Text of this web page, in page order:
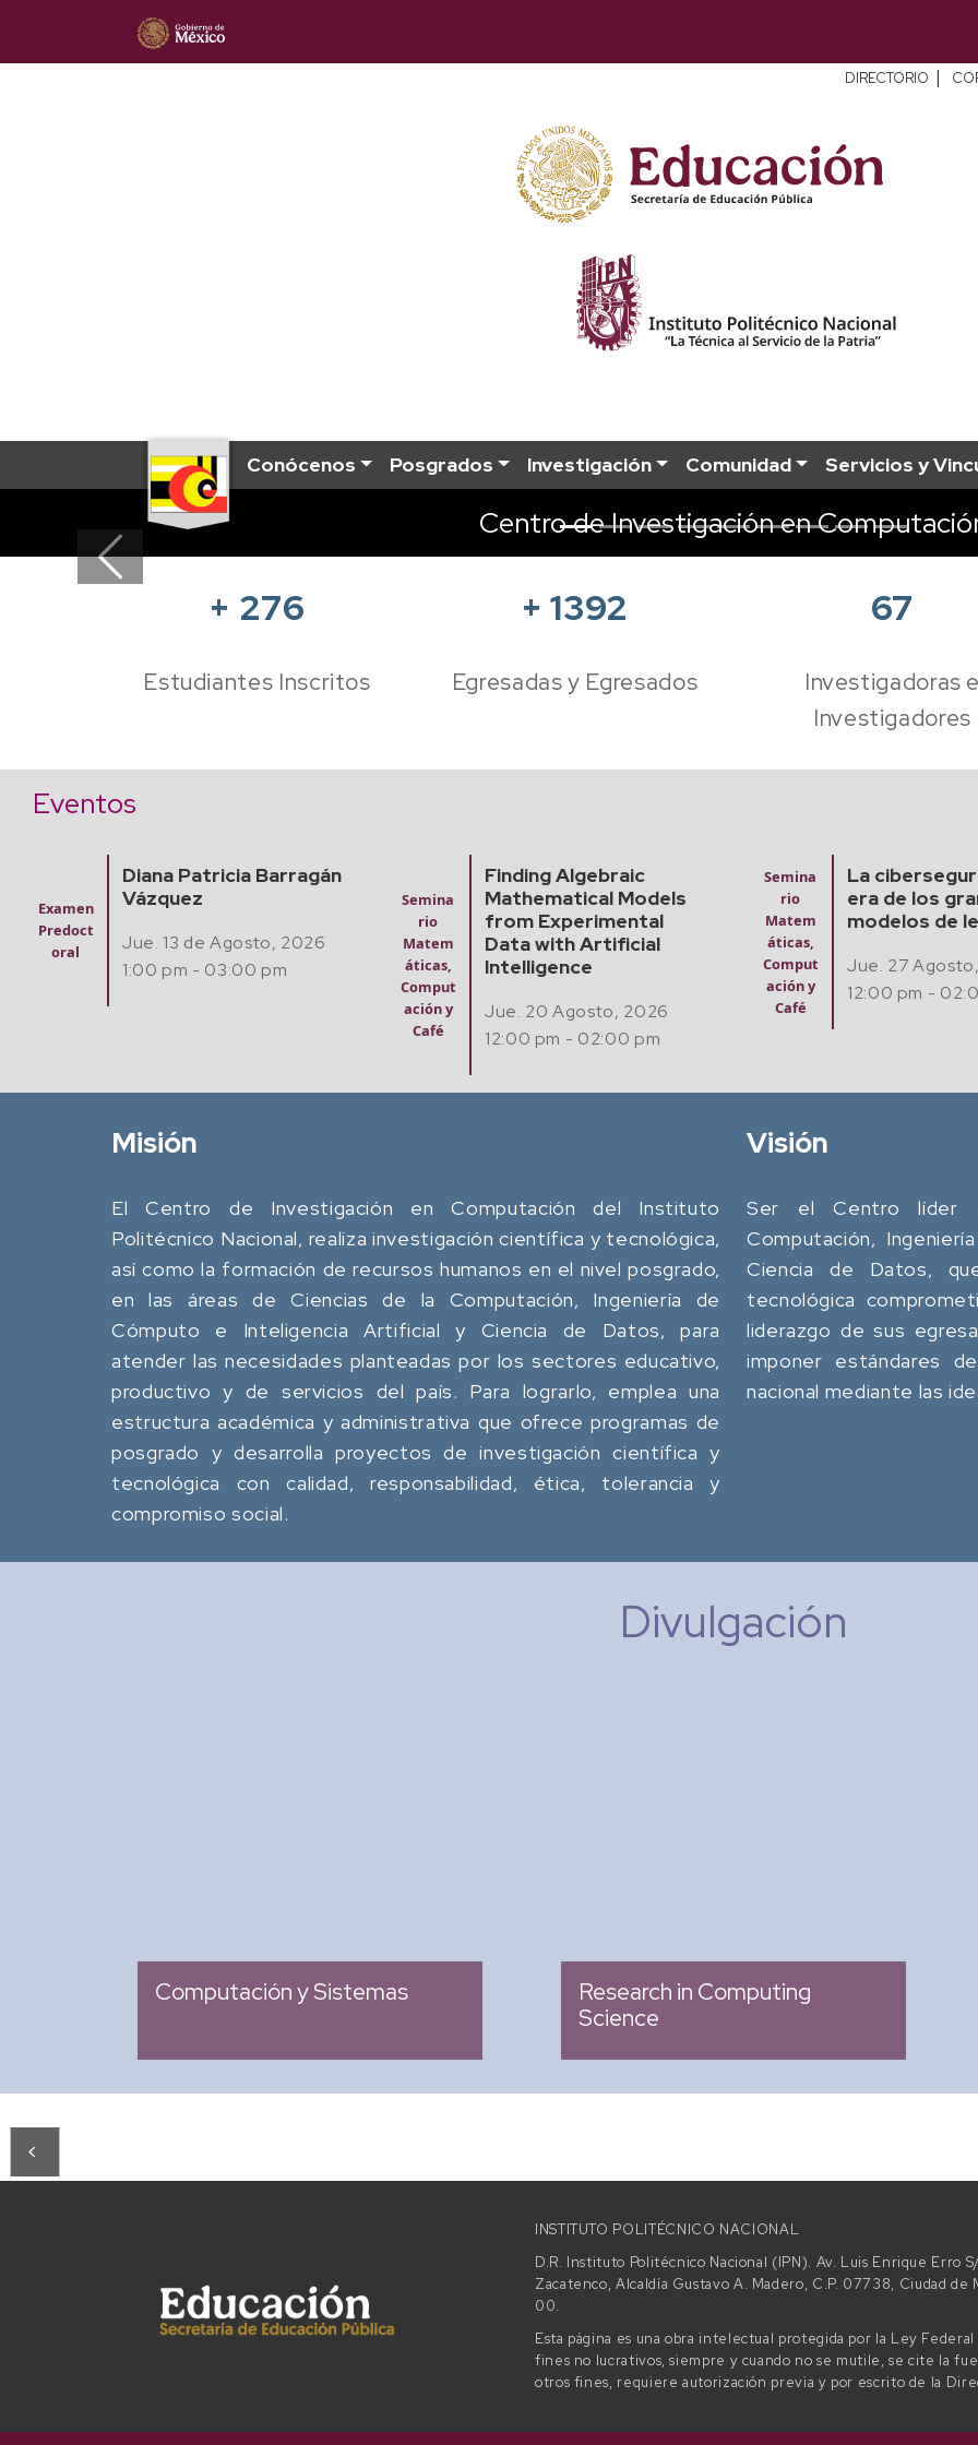
DIRECTORIO |
Conócenos Posgrados Investigación Comunidad Servicios y
Centro de Investigación en
Previous
+ 276
Estudiantes Inscritos
+1392
Egresadas y Egresados
67
Investigadoras e
Investigadores
Eventos
rio
Matem
ación y
Finding Algebraic
Mathematical Models
Data with Artificial
Intelligence
rio
Matem
áticas,
Comput
ación y
Café
La ciberseguridad en la
era de los grandes
modelos de lenguaje
Jue. 27 Agosto, 2026
Examen
Predoct
oral
Diana
Vázquez
1:00 pm -
Misión
El Centro de Investigación en Computación del Instituto
Politécnico Nacional, realiza investigación científica y tecnológica,
así como la formación de recursos humanos en el nivel posgrado,
en las áreas de Ciencias de la Computación, Ingeniería de
Cómputo e Inteligencia Artificial y Ciencia de Datos, para
atender las necesidades planteadas por los sectores educativo,
productivo y de servicios del país. Para lograrlo, emplea una
estructura académica y administrativa que ofrece programas de
posgrado y desarrolla proyectos de investigación científica y
tecnológica con calidad, responsabilidad, ética, tolerancia y
compromiso social.
Visión
Ser el Centro líder
Computación,
Ciencia de Datos,
tecnológica
liderazgo de sus
imponer estándares
nacional mediante las
Divulgación
Computación y Sistemas
Ingreso
: 2007
Research in Computing
Science
INSTITUTO POLITÉCNICO NACIONAL
D.R. Instituto Politécnico Nacional (IPN). Av. Luis Enrique Erro
Zacatenco, Alcaldía Gustavo A. Madero, C.P. 07738, Ciudad
00.
Esta página es una obra intelectual protegida por la Ley
fines no lucrativos, siempre y cuando no se mutile, se cite la
otros fines, requiere autorización previa y por escrito de la